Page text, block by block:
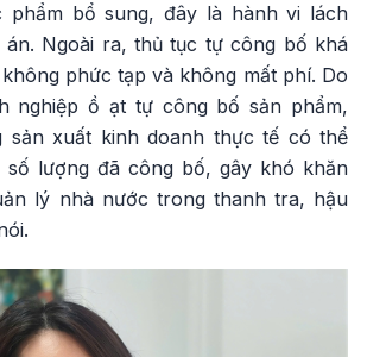
phẩm bổ sung, đây là hành vi lách
Ngoài ra, thủ tục tự công bố khá
phức tạp và không mất phí. Do
nghiệp ồ ạt tự công bố sản phẩm,
sản xuất kinh doanh thực tế có thể
số lượng đã công bố, gây khó khăn
lý nhà nước trong thanh tra, hậu